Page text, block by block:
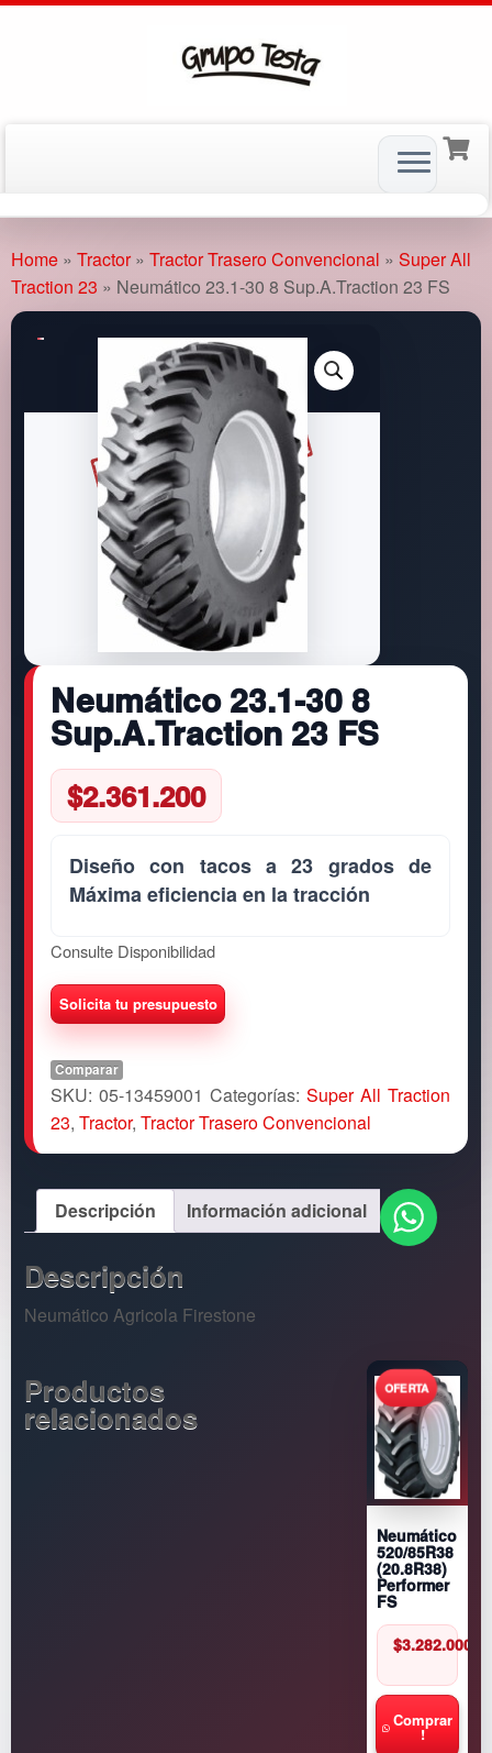
to
content
Home » Tractor » Tractor Trasero Convencional » Super All
Traction 23 » Neumático 23.1-30 8 Sup.A.Traction 23 FS
Neumático 23.1-30 8
Sup.A.Traction 23 FS
$2.361.200
Diseño con tacos a 23 grados de
Máxima eficiencia en la tracción
Consulte Disponibilidad
Comparar
SKU: 05-13459001 Categorías: Super All Traction
23, Tractor, Tractor Trasero Convencional
Descripción Información adicional
Descripción
Neumático Agricola Firestone
Productos
relacionados
Neumático
520/85R38
(20.8R38)
Performer
FS
$3.282.000
Comprar
!